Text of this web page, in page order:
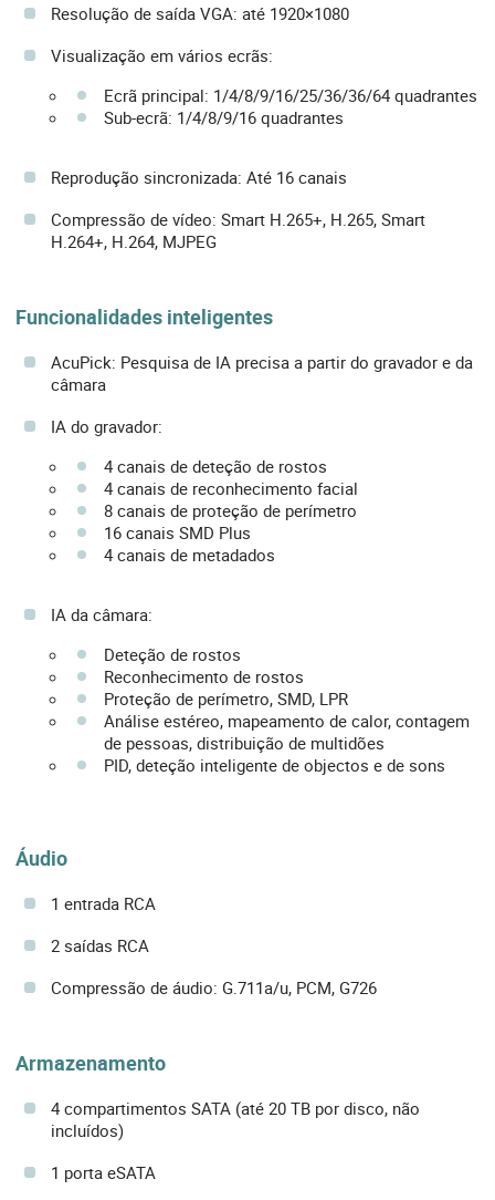
Resolução de saída VGA: até 1920×1080
Visualização em vários ecrãs:
Ecrã principal: 1/4/8/9/16/25/36/36/64 quadrantes
Sub-ecrã: 1/4/8/9/16 quadrantes
Reprodução sincronizada: Até 16 canais
Compressão de vídeo: Smart H.265+, H.265, Smart
H.264+, H.264, MJPEG
Funcionalidades inteligentes
AcuPick: Pesquisa de IA precisa a partir do gravador e da
câmara
IA do gravador:
4 canais de deteção de rostos
4 canais de reconhecimento facial
8 canais de proteção de perímetro
16 canais SMD Plus
4 canais de metadados
IA da câmara:
Deteção de rostos
Reconhecimento de rostos
Proteção de perímetro, SMD, LPR
Análise estéreo, mapeamento de calor, contagem
de pessoas, distribuição de multidões
PID, deteção inteligente de objectos e de sons
Áudio
1 entrada RCA
2 saídas RCA
Compressão de áudio: G.711a/u, PCM, G726
Armazenamento
4 compartimentos SATA (até 20 TB por disco, não
incluídos)
1 porta eSATA